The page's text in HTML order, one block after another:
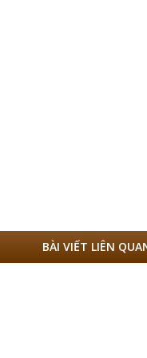
BÀI VIẾT LIÊN